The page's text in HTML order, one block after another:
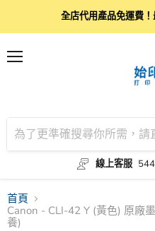
全店代用產品免運費
線上客服
首頁
Canon - CLI-42 Y (黃色) 原廠
養)